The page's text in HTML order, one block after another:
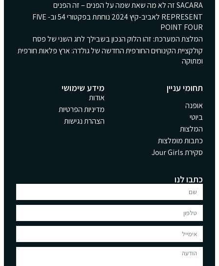
SACARA זה לא מה שאת שמה על הפנים – זה הפנים
REPRESENT לאביב-קיץ 2024 נוחתת בפקטורי 54 וב- FIVE
POINT FOUR
המלצת המערכת: זהו הלוק הנכון בשבילך לחג השני של פסח
קולקציית הקינוחים החורפית החדשה של גולדה: ארץ פלאות חורפית
ומתוקה
תחומי עניין
אופנה
ביוטי
המלצות
כתבות מומלצות
סקירת Jour Girls
מידע שימושי
אודות
מדיניות הפרטיות
הצהרת נגישות
כתבו לנו